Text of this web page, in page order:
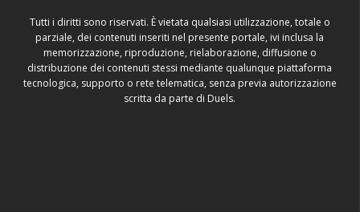
Tutti i diritti sono riservati. È vietata qualsiasi utilizzazione, totale o
parziale, dei contenuti inseriti nel presente portale, ivi inclusa la
memorizzazione, riproduzione, rielaborazione, diffusione o
distribuzione dei contenuti stessi mediante qualunque piattaforma
tecnologica, supporto o rete telematica, senza previa autorizzazione
scritta da parte di Duels.